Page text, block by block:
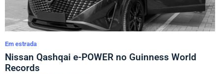
Em estrada
Nissan Qashqai e-POWER no Guinness World
Records